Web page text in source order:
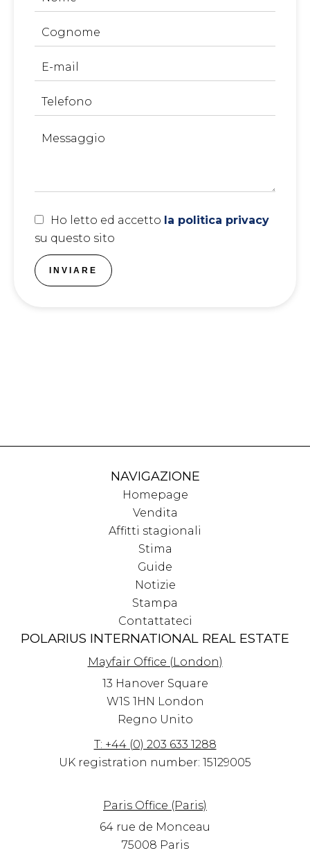
Ho letto ed accetto la politica privacy
su questo sito
INVIARE
NAVIGAZIONE
Homepage
Vendita
Affitti stagionali
Stima
Guide
Notizie
Stampa
Contattateci
POLARIUS INTERNATIONAL REAL ESTATE
Mayfair Office (London)
13 Hanover Square
W1S 1HN London
Regno Unito
T: +44 (0) 203 633 1288
UK registration number: 15129005
Paris Office (Paris)
64 rue de Monceau
75008 Paris